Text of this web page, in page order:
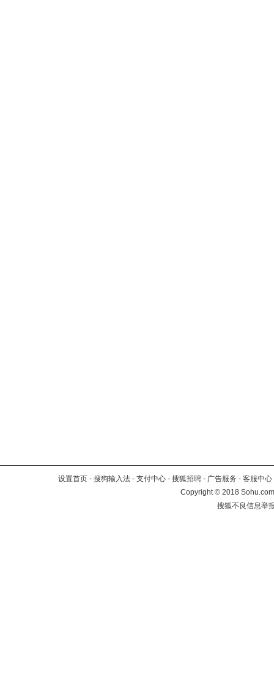
设置首页 - 搜狗输入法 - 支付中心 - 搜狐招聘 - 广告服务 - 客服中心
Copyright©2018
搜狐不良信息举